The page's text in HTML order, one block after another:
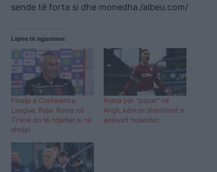
sende të forta si dhe monedha./albeu.com/
Lajme të ngjashme:
Finalja e Conference
League, Reja: Roma në
Tiranë do të ndjehet si në
shtëpi
Roma për “pazar” në
Angli, kërkon shërbimet e
anësorit holandez